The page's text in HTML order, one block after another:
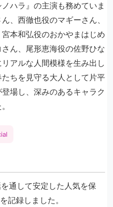
ハラ』の主演も務めていま
、西徹也役のマギーさん、
本和弘役のおかやまはじめ
ん、尾形恵海役の佐野ひな
アルな人間模様を生み出し
ちを見守る大人として片平
場し、深みのあるキャラク
通して安定した人気を保
記録しました。